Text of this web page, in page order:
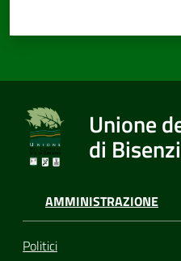
Seguici
su
Unione
di
AMMINISTRAZIONE
Politici